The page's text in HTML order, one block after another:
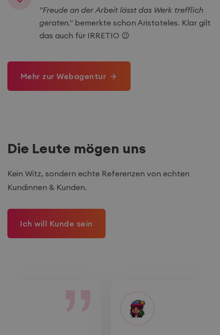
"Freude an der Arbeit lässt das Werk trefflich
geraten." bemerkte schon Aristoteles. Klar gilt
das auch für IRRETIO 😉
Mehr zur Webagentur
Die Leute mögen uns
Kein Witz, sondern echte Referenzen von echten
Kundinnen & Kunden.
Ich will Kunde sein